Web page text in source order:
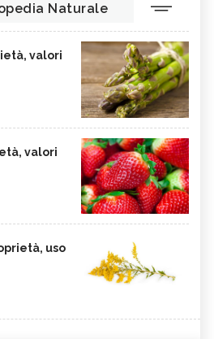
Naturale
valori
valori
uso